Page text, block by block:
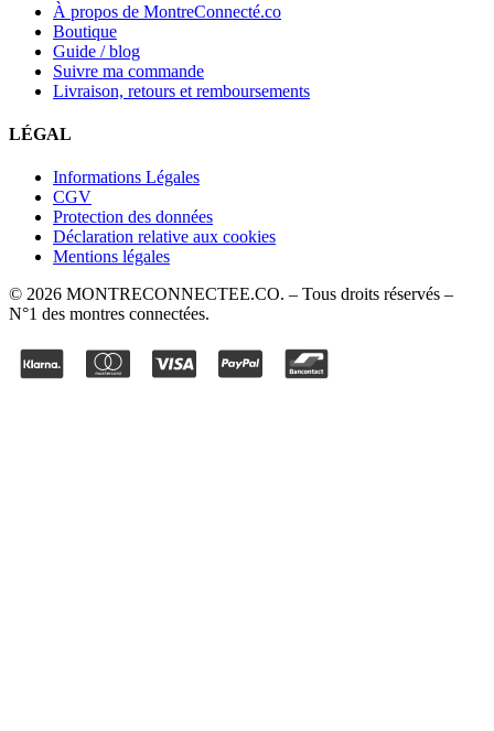
À propos de MontreConnecté.co
Boutique
Guide / blog
Suivre ma commande
Livraison, retours et remboursements
LÉGAL
Informations Légales
CGV
Protection des données
Déclaration relative aux cookies
Mentions légales
© 2026 MONTRECONNECTEE.CO. – Tous droits réservés –
N°1 des montres connectées.